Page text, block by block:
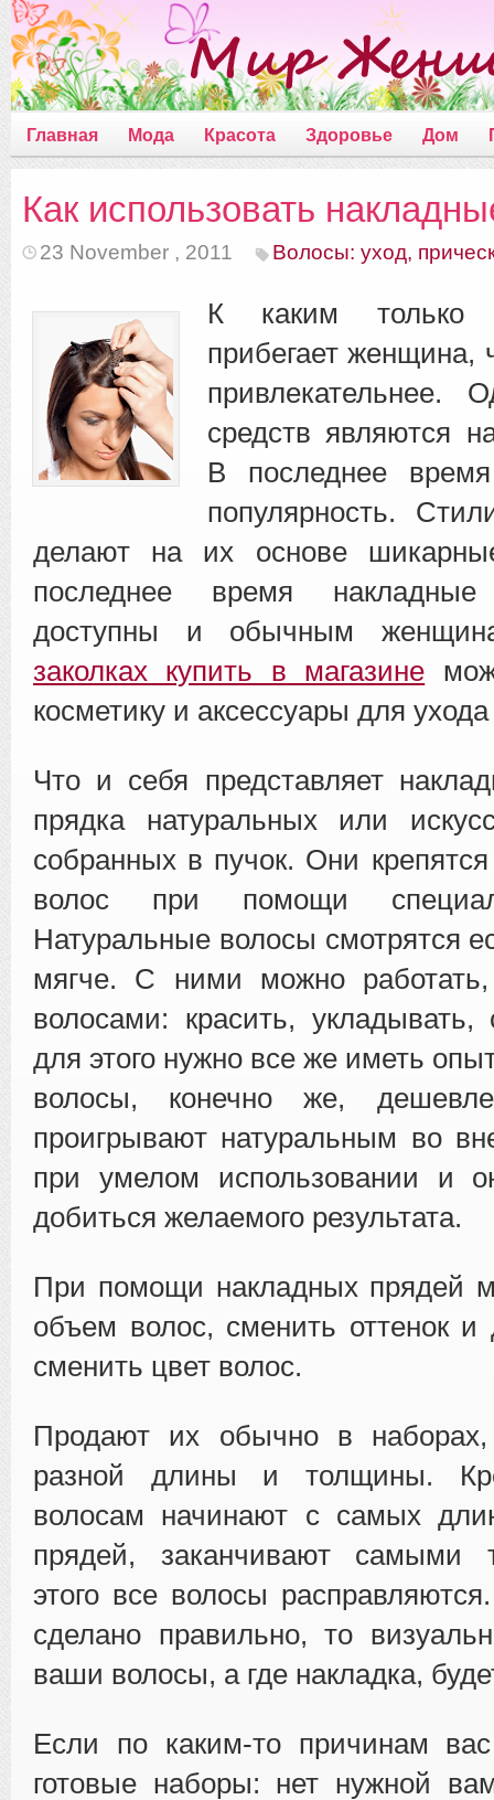
Главная Мода Красота Здоровье Дом
Как использовать
23 November , 2011 Волосы: уход,
К каким только
прибегает женщина,
привлекательнее.
средств являются
В последнее
популярность.
делают на их основе
последнее время
доступны и обычным
заколках купить в магазине
косметику и аксессуары для
Что и себя представляет
прядка натуральных или
собранных в пучок. Они
волос при помощи
Натуральные волосы смотрятся
мягче. С ними можно
волосами: красить, укладывать,
для этого нужно все же иметь
волосы, конечно же,
проигрывают натуральным во
при умелом использовании и
добиться желаемого результата.
При помощи накладных прядей
объем волос, сменить оттенок и
сменить цвет волос.
Продают их обычно в
разной длины и толщины.
волосам начинают с самых
прядей, заканчивают самыми
этого все волосы
сделано правильно, то
ваши волосы, а где накладка,
Если по каким-то причинам
готовые наборы: нет нужной